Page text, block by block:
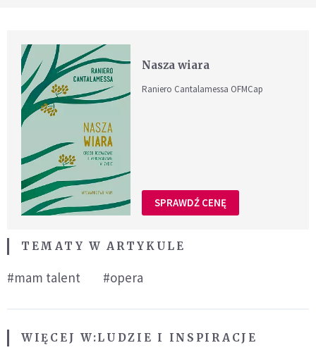
Nasza wiara
Raniero Cantalamessa OFMCap
SPRAWDŹ CENĘ
TEMATY W ARTYKULE
#mam talent #opera
WIĘCEJ W:LUDZIE I INSPIRACJE